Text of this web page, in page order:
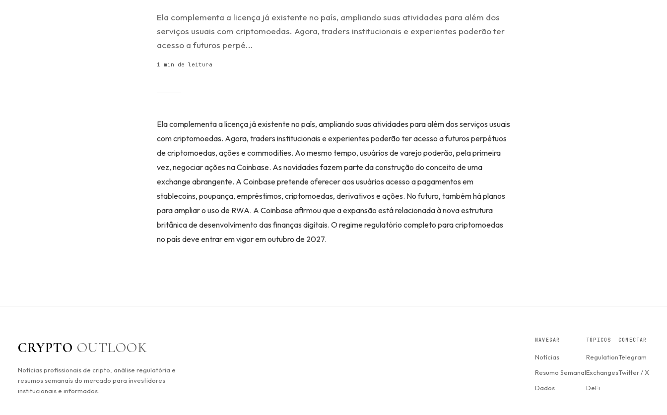
Ela complementa a licença já existente no país, ampliando suas atividades para além dos
serviços usuais com criptomoedas. Agora, traders institucionais e experientes poderão ter
acesso a futuros perpé...
1 min de leitura
Ela complementa a licença já existente no país, ampliando suas atividades para além dos serviços usuais
com criptomoedas. Agora, traders institucionais e experientes poderão ter acesso a futuros perpétuos
de criptomoedas, ações e commodities. Ao mesmo tempo, usuários de varejo poderão, pela primeira
vez, negociar ações na Coinbase. As novidades fazem parte da construção do conceito de uma
exchange abrangente. A Coinbase pretende oferecer aos usuários acesso a pagamentos em
stablecoins, poupança, empréstimos, criptomoedas, derivativos e ações. No futuro, também há planos
para ampliar o uso de RWA. A Coinbase afirmou que a expansão está relacionada à nova estrutura
britânica de desenvolvimento das finanças digitais. O regime regulatório completo para criptomoedas
no país deve entrar em vigor em outubro de 2027.
CRYPTO OUTLOOK
Notícias profissionais de cripto, análise regulatória e
resumos semanais do mercado para investidores
institucionais e informados.
NAVEGAR
Notícias
Resumo Semanal
Dados
TÓPICOS
Regulation
Exchanges
DeFi
CONECTAR
Telegram
Twitter / X